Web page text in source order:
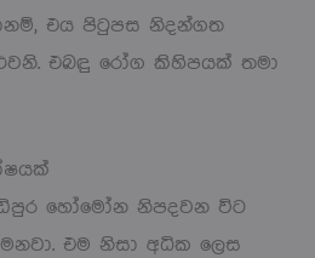
එය පිටුපස නිදන්ගත
එබඳු රෝග කිහිපයක් තමා
හෝමෝන නිපදවන විට
එම නිසා අධික ලෙස